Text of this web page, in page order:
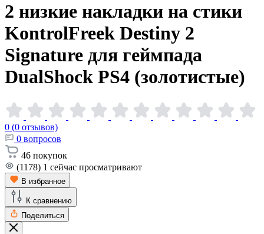
2 низкие накладки на стики
KontrolFreek Destiny 2
Signature для геймпада
DualShock PS4 (золотистые)
0 (0 отзывов)
0 вопросов
46 покупок
(1178) 1 сейчас просматривают
В избранное
К сравнению
Поделиться